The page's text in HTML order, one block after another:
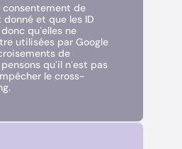
consentement de
donné et que les ID
qu’elles ne
utilisées par Google
de
qu’il n’est pas
le cross-